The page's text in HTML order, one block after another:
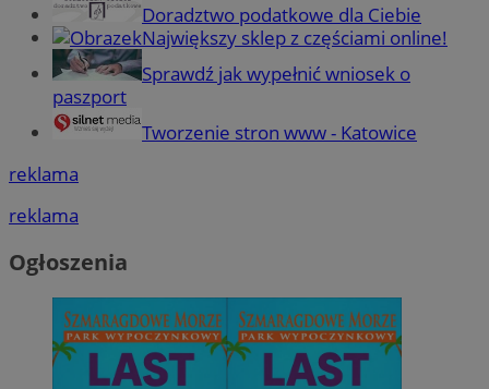
Doradztwo podatkowe dla Ciebie
Największy sklep z częściami online!
Sprawdź jak wypełnić wniosek o
paszport
Tworzenie stron www - Katowice
reklama
reklama
Ogłoszenia